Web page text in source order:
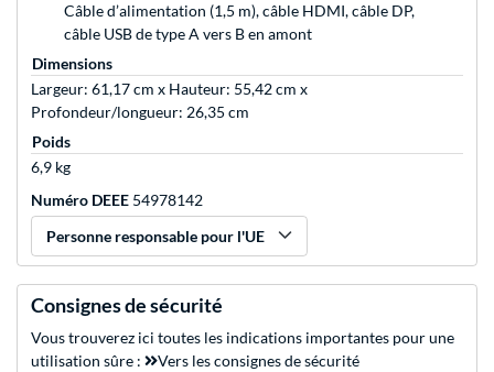
Câble d’alimentation (1,5 m), câble HDMI, câble DP,
câble USB de type A vers B en amont
Dimensions
Largeur: 61,17 cm x Hauteur: 55,42 cm x
Profondeur/longueur: 26,35 cm
Poids
6,9 kg
Numéro DEEE 54978142
Personne responsable pour l'UE
Consignes de sécurité
Vous trouverez ici toutes les indications importantes pour une
utilisation sûre :
Vers les consignes de sécurité